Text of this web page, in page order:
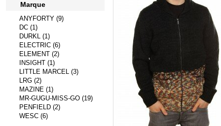
Marque
ANYFORTY (9)
DC (1)
DURKL (1)
ELECTRIC (6)
ELEMENT (2)
INSIGHT (1)
LITTLE MARCEL (3)
LRG (2)
MAZINE (1)
MR-GUGU-MISS-GO (19)
PENFIELD (2)
WESC (6)